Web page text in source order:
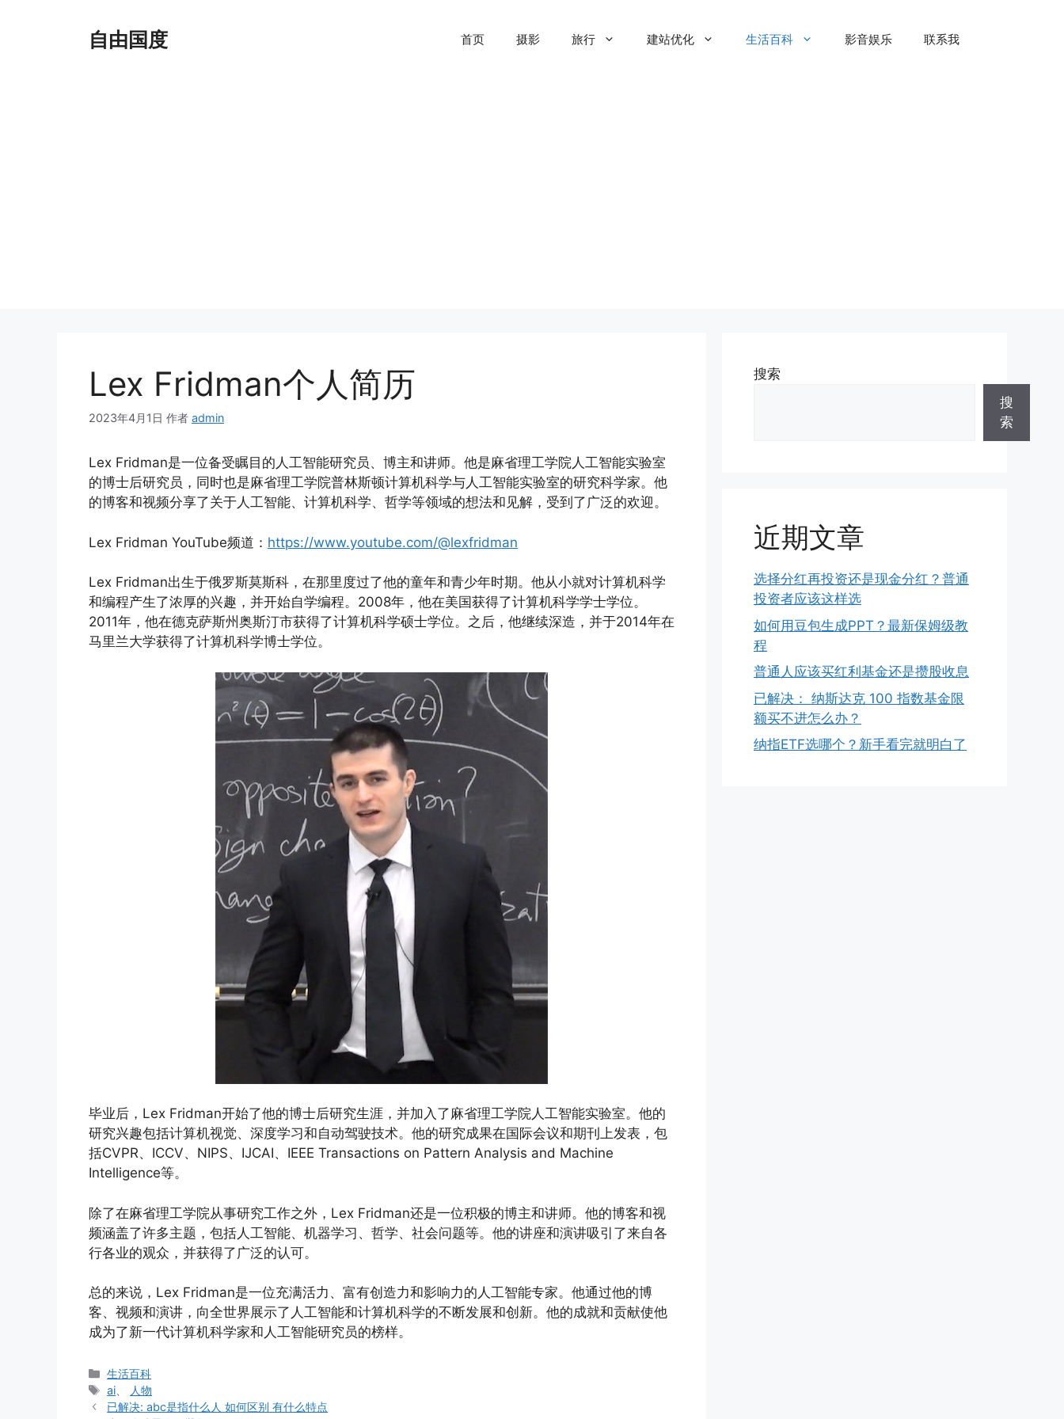
自由国度 首页 摄影 旅行 建站优化 生活百科 影音娱乐 联系我
Lex Fridman个人简历
2023年4月1日 作者 admin
Lex Fridman是一位备受瞩目的人工智能研究员、博主和讲师。他是麻省理工学院人工智能实验室
的博士后研究员，同时也是麻省理工学院普林斯顿计算机科学与人工智能实验室的研究科学家。他
的博客和视频分享了关于人工智能、计算机科学、哲学等领域的想法和见解，受到了广泛的欢迎。
Lex Fridman YouTube频道： https://www.youtube.com/@lexfridman
Lex Fridman出生于俄罗斯莫斯科，在那里度过了他的童年和青少年时期。他从小就对计算机科学
和编程产生了浓厚的兴趣，并开始自学编程。2008年，他在美国获得了计算机科学学士学位。
2011年，他在德克萨斯州奥斯汀市获得了计算机科学硕士学位。之后，他继续深造，并于2014年在
马里兰大学获得了计算机科学博士学位。
毕业后，Lex Fridman开始了他的博士后研究生涯，并加入了麻省理工学院人工智能实验室。他的
研究兴趣包括计算机视觉、深度学习和自动驾驶技术。他的研究成果在国际会议和期刊上发表，包
括CVPR、ICCV、NIPS、IJCAI、IEEE Transactions on Pattern Analysis and Machine
Intelligence等。
除了在麻省理工学院从事研究工作之外，Lex Fridman还是一位积极的博主和讲师。他的博客和视
频涵盖了许多主题，包括人工智能、机器学习、哲学、社会问题等。他的讲座和演讲吸引了来自各
行各业的观众，并获得了广泛的认可。
总的来说，Lex Fridman是一位充满活力、富有创造力和影响力的人工智能专家。他通过他的博
客、视频和演讲，向全世界展示了人工智能和计算机科学的不断发展和创新。他的成就和贡献使他
成为了新一代计算机科学家和人工智能研究员的榜样。
分
类
生活百科
标
签
ai
人物
已解决: abc是指什么人 如何区别 有什么特点
搜索
搜
索
近期文章
选择分红再投资还是现金分红？普通
投资者应该这样选
如何用豆包生成PPT？最新保姆级教
程
普通人应该买红利基金还是攒股收息
已解决： 纳斯达克 100 指数基金限
额买不进怎么办？
纳指ETF选哪个？新手看完就明白了